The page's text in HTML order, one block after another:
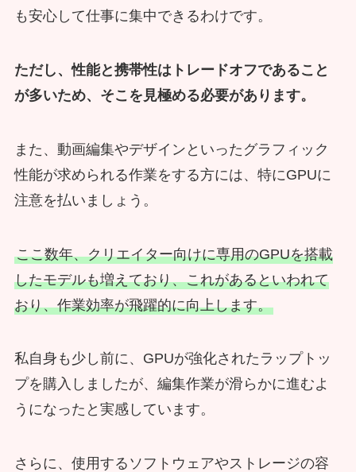
も安心して仕事に集中できるわけです。
ただし、性能と携帯性はトレードオフであること
が多いため、そこを見極める必要があります。
また、動画編集やデザインといったグラフィック
性能が求められる作業をする方には、特にGPUに
注意を払いましょう。
ここ数年、クリエイター向けに専用のGPUを搭載
したモデルも増えており、これがあるといわれて
おり、作業効率が飛躍的に向上します。
私自身も少し前に、GPUが強化されたラップトッ
プを購入しましたが、編集作業が滑らかに進むよ
うになったと実感しています。
さらに、使用するソフトウェアやストレージの容